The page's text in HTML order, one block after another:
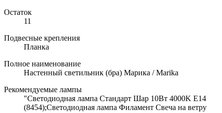
Остаток
11
Подвесные крепления
Планка
Полное наименование
Настенный светильник (бра) Марика / Marika
Рекомендуемые лампы
"Светодиодная лампа Стандарт Шар 10Вт 4000K E14
(8454);Светодиодная лампа Филамент Свеча на ветру